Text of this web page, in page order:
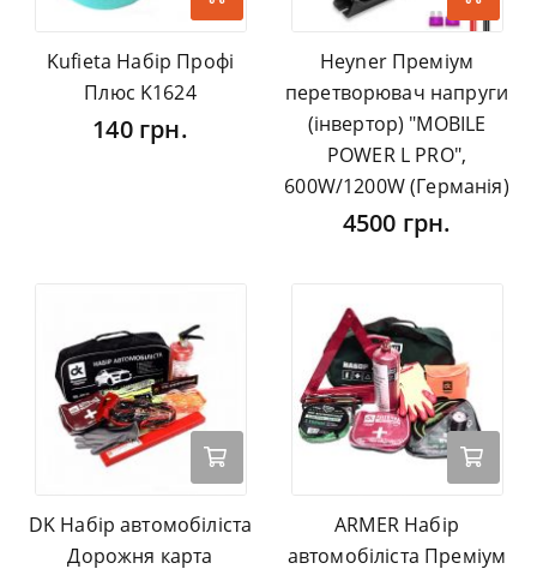
Kufieta Набір Профі
Плюс K1624
140 грн.
Heyner Преміум
перетворювач напруги
(інвертор) "MOBILE
POWER L PRO",
600W/1200W (Германія)
4500 грн.
DK Набір автомобіліста
Дорожня карта
ARMER Набір
автомобіліста Преміум